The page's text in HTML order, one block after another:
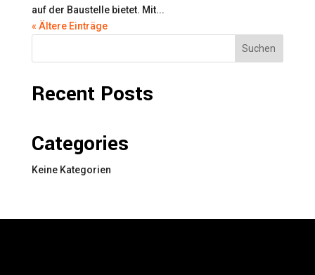
auf der Baustelle bietet. Mit...
« Ältere Einträge
Suchen
Recent Posts
Categories
Keine Kategorien